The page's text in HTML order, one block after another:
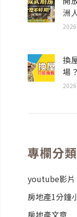
洲
換
場
專欄分類
youtube影片
房地產1分鐘